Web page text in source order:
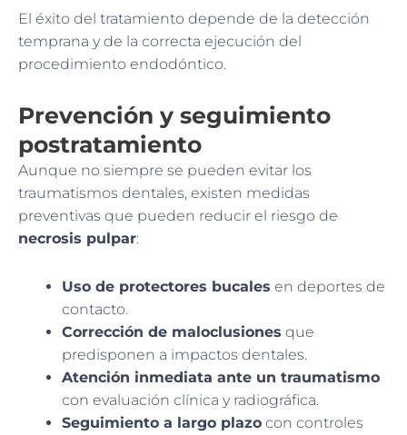
El éxito del tratamiento depende de la detección
temprana y de la correcta ejecución del
procedimiento endodóntico.
Prevención y seguimiento
postratamiento
Aunque no siempre se pueden evitar los
traumatismos dentales, existen medidas
preventivas que pueden reducir el riesgo de
necrosis pulpar:
Uso de protectores bucales en deportes de
contacto.
Corrección de maloclusiones que
predisponen a impactos dentales.
Atención inmediata ante un traumatismo
con evaluación clínica y radiográfica.
Seguimiento a largo plazo con controles